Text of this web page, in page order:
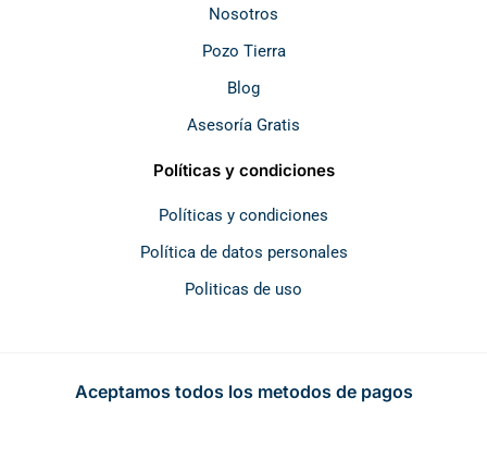
Nosotros
Pozo Tierra
Blog
Asesoría Gratis
Políticas y condiciones
Políticas y condiciones
Política de datos personales
Politicas de uso
Aceptamos todos los metodos de pagos